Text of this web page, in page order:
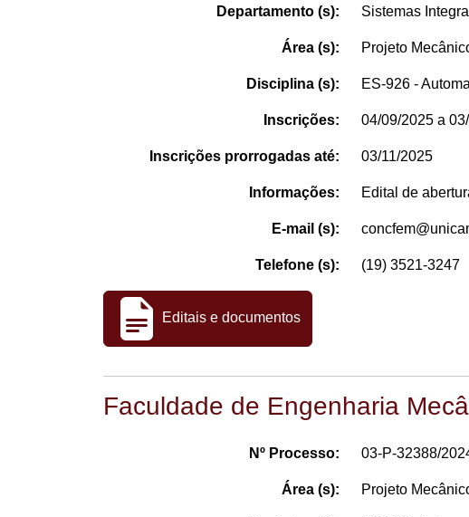
Departamento (s): Sistemas
Área (s): Projeto
Disciplina (s): ES-926 -
Inscrições: 04/09/2025 a
Inscrições prorrogadas até: 03/11/2025
Informações: Edital de
E-mail (s):
Telefone (s): (19) 3521-3247
Editais e documentos
Faculdade de Engenharia
Nº Processo: 03-P-32388/
Área (s): Projeto